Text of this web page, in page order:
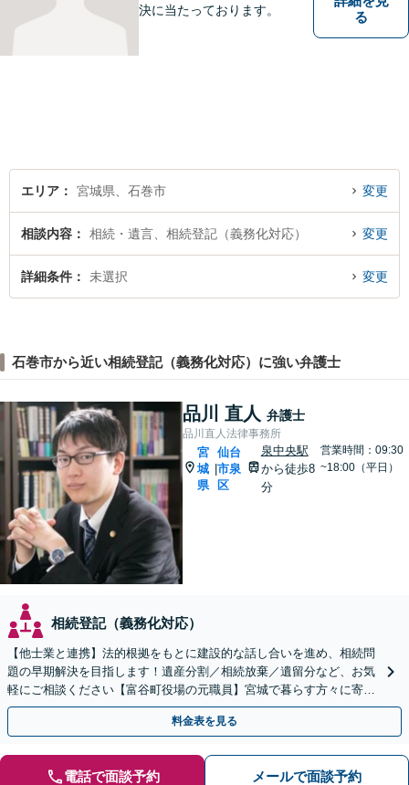
決に当たっております。
る
エリア 宮城県、石巻市 変更
相談内容 相続・遺言、相続登記（義務化対応） 変更
詳細条件 未選択 変更
石巻市から近い相続登記（義務化対応）に強い弁護士
品川 直人 弁護士
品川直人法律事務所
宮
城
県
仙台
市泉
区
泉中央駅
から徒歩8
分
営業時間：09:30
~18:00（平日）
相続登記（義務化対応）
【他士業と連携】法的根拠をもとに建設的な話し合いを進め、相続問
題の早期解決を目指します！遺産分割／相続放棄／遺留分など、お気
軽にご相談ください【富谷町役場の元職員】宮城で暮らす方々に寄り
添う、敷居の低い事務所です【無料駐車場あり】
料金表を見る
電話で面談予約 メールで面談予約